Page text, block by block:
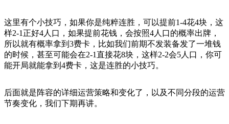
这里有个小技巧，如果你是纯粹连胜，可以提前1-4花4块，这
样2-1正好4人口，如果提前花钱，会按照4人口的概率出牌，
所以就有概率拿到3费卡，比如我们前期不发装备发了一堆钱
的时候，甚至可能会在2-1直接花8块，这样2-2会5人口，你可
能开局就能拿到4费卡，这是连胜的小技巧。
后面就是阵容的详细运营策略和变化了，以及不同分段的运营
节奏变化，我们下期再讲。